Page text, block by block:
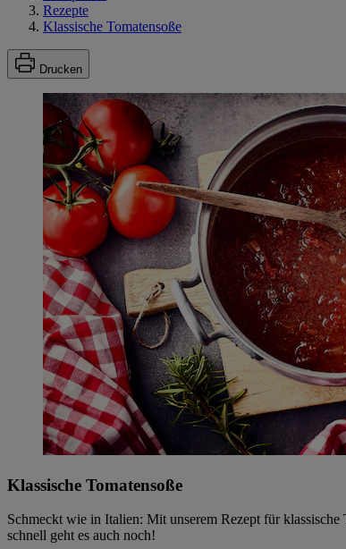
Rezepte
Klassische Tomatensoße
Drucken
Klassische Tomatensoße
Schmeckt wie in Italien: Mit unserem Rezept für
schnell geht es auch noch!